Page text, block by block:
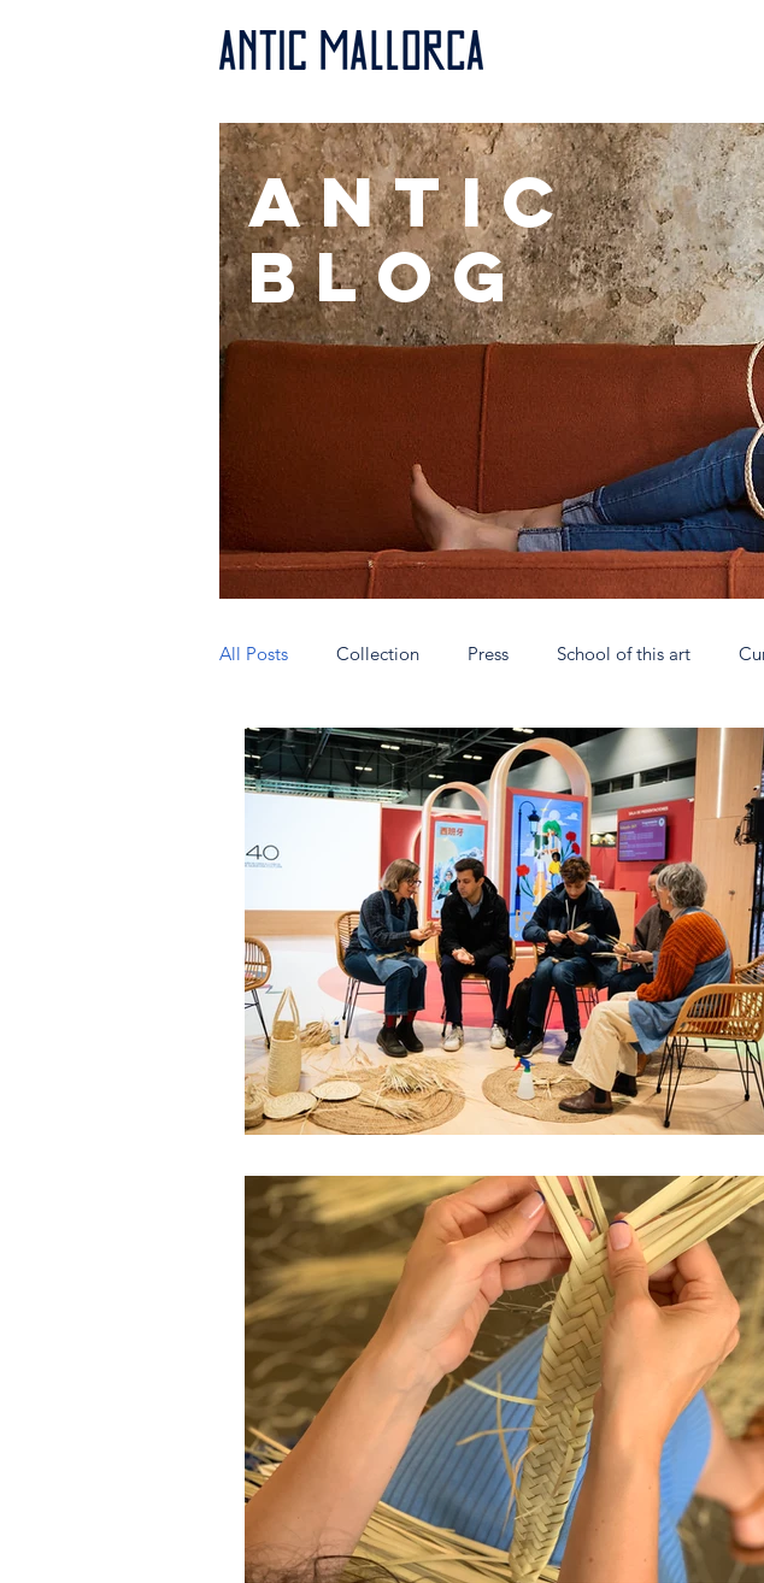
antic
BLOG
All Posts Collection Press School of this art
Authentic people wear AnticMallorca Talleres Nómadas
Very special shops Hecho en España Soy Antic